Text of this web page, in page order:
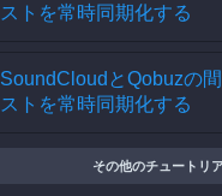
ストを常時同期化する
SoundCloudとQobuzの
ストを常時同期化する
その他のチュートリ